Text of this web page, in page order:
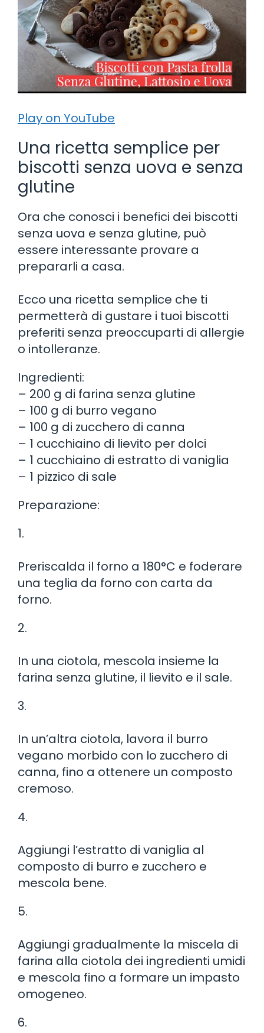
Play on YouTube
Una ricetta semplice per
biscotti senza uova e senza
glutine
Ora che conosci i benefici dei biscotti
senza uova e senza glutine, può
essere interessante provare a
prepararli a casa.
Ecco una ricetta semplice che ti
permetterà di gustare i tuoi biscotti
preferiti senza preoccuparti di allergie
o intolleranze.
Ingredienti:
– 200 g di farina senza glutine
– 100 g di burro vegano
– 100 g di zucchero di canna
– 1 cucchiaino di lievito per dolci
– 1 cucchiaino di estratto di vaniglia
– 1 pizzico di sale
Preparazione:
1.
Preriscalda il forno a 180°C e foderare
una teglia da forno con carta da
forno.
2.
In una ciotola, mescola insieme la
farina senza glutine, il lievito e il sale.
3.
In un’altra ciotola, lavora il burro
vegano morbido con lo zucchero di
canna, fino a ottenere un composto
cremoso.
4.
Aggiungi l’estratto di vaniglia al
composto di burro e zucchero e
mescola bene.
5.
Aggiungi gradualmente la miscela di
farina alla ciotola dei ingredienti umidi
e mescola fino a formare un impasto
omogeneo.
6.